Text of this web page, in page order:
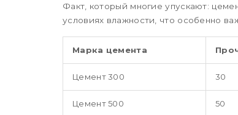
Факт, который многие упускают:
условиях влажности, что особенно
Марка цемента
Цемент 300 30
Цемент 500 50